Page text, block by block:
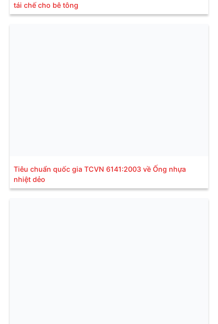
tái chế cho bê tông
Tiêu chuẩn quốc gia TCVN 6141:2003 về Ống nhựa
nhiệt dẻo